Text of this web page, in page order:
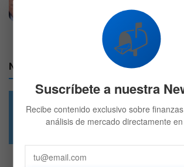
4 DE AGOSTO DE 2026 584
Nuestras Redes:
49.6k 4.7k
📬
Suscríbete a nuestra
Recibe contenido exclusivo sobre
análisis de mercado directamente